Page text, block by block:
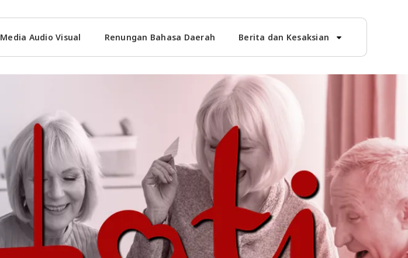
Media Audio Visual Renungan Bahasa Daerah Berita dan Kesaksian